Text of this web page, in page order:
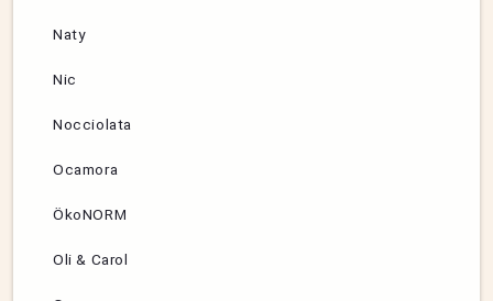
Naty
Nic
Nocciolata
Ocamora
ÖkoNORM
Oli & Carol